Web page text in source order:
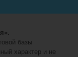
базы
характер и не